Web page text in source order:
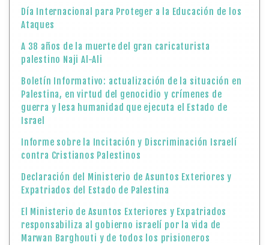
Día Internacional para Proteger a la Educación de los
Ataques
A 38 años de la muerte del gran caricaturista
palestino Naji Al-Ali
Boletín Informativo: actualización de la situación en
Palestina, en virtud del genocidio y crímenes de
guerra y lesa humanidad que ejecuta el Estado de
Israel
Informe sobre la Incitación y Discriminación Israelí
contra Cristianos Palestinos
Declaración del Ministerio de Asuntos Exteriores y
Expatriados del Estado de Palestina
El Ministerio de Asuntos Exteriores y Expatriados
responsabiliza al gobierno israelí por la vida de
Marwan Barghouti y de todos los prisioneros